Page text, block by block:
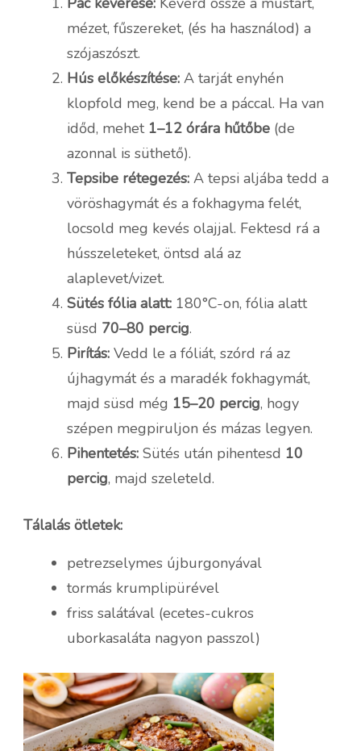
mézet, fűszereket, (és ha használod) a
szójaszószt.
Hús előkészítése: A tarját enyhén
klopfold meg, kend be a páccal. Ha van
időd, mehet 1–12 órára hűtőbe (de
azonnal is süthető).
Tepsibe rétegezés: A tepsi aljába tedd a
vöröshagymát és a fokhagyma felét,
locsold meg kevés olajjal. Fektesd rá a
hússzeleteket, öntsd alá az
alaplevet/vizet.
Sütés fólia alatt: 180°C-on, fólia alatt
süsd 70–80 percig.
Pirítás: Vedd le a fóliát, szórd rá az
újhagymát és a maradék fokhagymát,
majd süsd még 15–20 percig, hogy
szépen megpiruljon és mázas legyen.
Pihentetés: Sütés után pihentesd 10
percig, majd szeleteld.
Tálalás ötletek:
petrezselymes újburgonyával
tormás krumplipürével
friss salátával (ecetes-cukros
uborkasaláta nagyon passzol)